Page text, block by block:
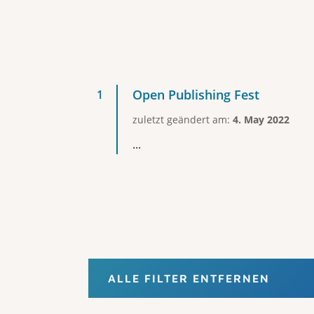
Open Publishing Fest
zuletzt geändert am: 4. May 2022
...
ALLE FILTER ENTFERNEN